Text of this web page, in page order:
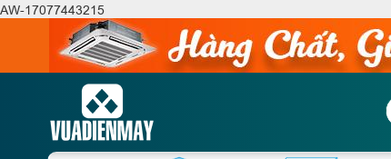
AW-17077443215